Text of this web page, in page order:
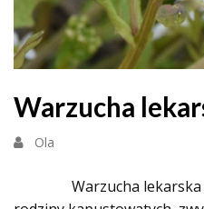
Warzucha
Ola
Warzucha lekarska